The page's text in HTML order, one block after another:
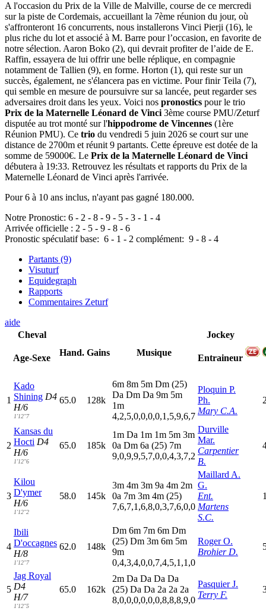
A l'occasion du Prix de la Ville de Malville, course de ce mercredi
sur la piste de Cordemais, accueillant la 7ème réunion du jour, où
s'affronteront 16 concurrents, nous installerons Vinci Pierji (16), le
plus riche du lot et associé à M. Barre pour l’occasion, en favorite de
notre sélection. Aaron Boko (2), qui devrait profiter de l’aide de E.
Raffin, essayera de lui offrir une belle réplique, en compagnie
notamment de Tallien (9), en forme. Horton (1), qui reste sur un
succès, également, ne s'élancera pas en victime. Pour finir Teila (7),
qui semble en mesure de poursuivre sur sa lancée, peut regarder ses
adversaires droit dans les yeux. Voici nos pronostics pour le trio
Prix de la Maternelle Léonard de Vinci 3ème course PMU/Zeturf
disputée au trot monté sur l'hippodrome de Vincennes (1ère
Réunion PMU). Ce trio du vendredi 5 juin 2026 se court sur une
distance de 2700m et réunit 9 partants. Cette épreuve est dotée de la
somme de 59000€. Le Prix de la Maternelle Léonard de Vinci
débutera à 19:33. Retrouvez les résultats et rapports du Prix de la
Maternelle Léonard de Vinci après l'arrivée.
Pour 6 à 10 ans inclus, n'ayant pas gagné 180.000.
Notre Pronostic: 6 - 2 - 8 - 9 - 5 - 3 - 1 - 4
Arrivée officielle : 2 - 5 - 9 - 8 - 6
Pronostic spéculatif base: 6 - 1 - 2 complément: 9 - 8 - 4
Partants (9)
Visuturf
Equidegraph
Rapports
Commentaires Zeturf
aide
Cheval
Age-Sexe
Hand. Gains Musique
Jockey
Entraineur
1
Kado
Shining D4
H/6
1'12"7
65.0 128k
6m 8m 5m Dm (25)
Da Dm Da 9m 5m
1m
4,2,5,0,0,0,0,1,5,9,6,7
Ploquin P.
Ph.
Mary C.A.
2
Kansas du
Hocti D4
H/6
1'12"6
65.0 185k
1m Da 1m 1m 5m 3m
0a Dm 6a (25) 7m
9,0,9,9,5,7,0,0,4,3,7,2
Durville
Mar.
Carpentier
B.
3
Kilou
D'ymer
H/6
1'12"2
58.0 145k
3m 4m 3m 9a 4m 2m
0a 7m 3m 4m (25)
7,6,7,1,6,8,0,3,7,6,0,0
Maillard A.
G.
Ent.
Martens
S.C.
4
Ibili
D'occagnes
H/8
1'12"7
62.0 148k
Dm 6m 7m 6m Dm
(25) Dm 3m 6m 5m
9m
0,4,3,4,0,0,7,4,5,1,1,0
Roger O.
Brohier D.
5
Jag Royal
D4
H/7
1'12"5
65.0 162k
2m Da Da Da Da
(25) Da Da 2a 2a 2a
8,0,0,0,0,0,0,8,8,8,9,0
Pasquier J.
Terry F.